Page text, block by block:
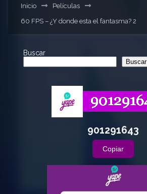
Inicio
Películas
60 FPS – ¿Y donde esta el fantasma? 2
Buscar
Buscar
901291643
Copiar